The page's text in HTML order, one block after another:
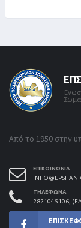
Από το 1950 στην
ΕΠΙΚΟΙΝΩΝΊΑ
ΤΗΛΈΦΩΝΑ
2821045106,